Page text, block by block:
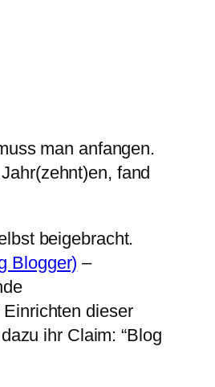
man anfangen.
fand
beigebracht.
Blogger) –
dieser
ihr Claim: “Blog